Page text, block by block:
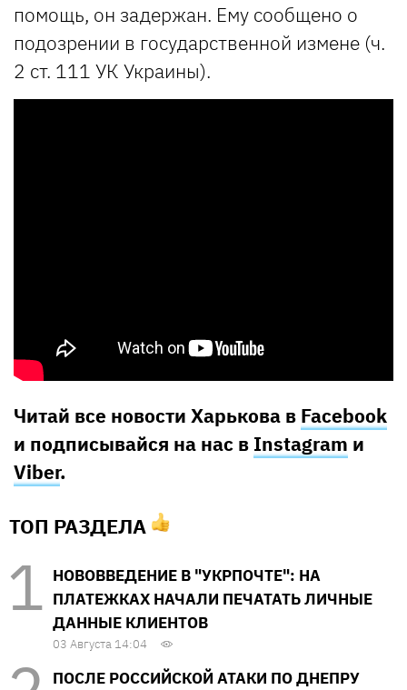
помощь, он задержан. Ему сообщено о
подозрении в государственной измене (ч.
2 ст. 111 УК Украины).
Читай все новости Харькова в Facebook
и подписывайся на нас в Instagram и
Viber.
ТОП РАЗДЕЛА
НОВОВВЕДЕНИЕ В "УКРПОЧТЕ": НА
ПЛАТЕЖКАХ НАЧАЛИ ПЕЧАТАТЬ ЛИЧНЫЕ
ДАННЫЕ КЛИЕНТОВ
03 Августа 14:04
ПОСЛЕ РОССИЙСКОЙ АТАКИ ПО ДНЕПРУ